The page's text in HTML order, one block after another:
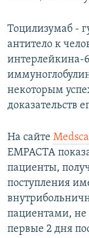
Тоцилизумаб -
антитело к
интерлейкина-
некоторым
доказательств
На сайте
EMPACTA
пациенты,
поступления
пациентами,
первые 2 дня